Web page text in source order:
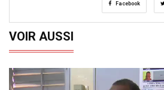
Facebook
VOIR AUSSI